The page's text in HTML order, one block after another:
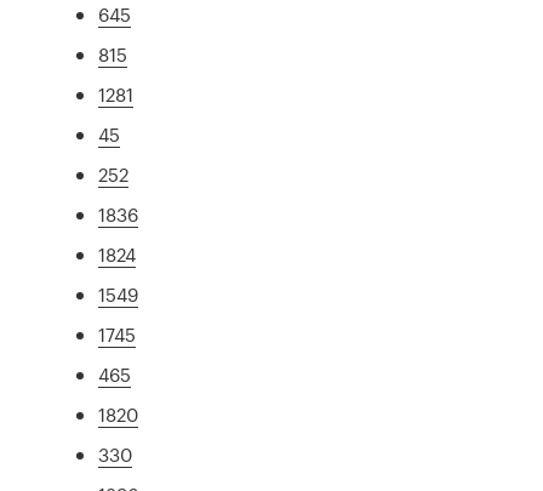
645
815
1281
45
252
1836
1824
1549
1745
465
1820
330